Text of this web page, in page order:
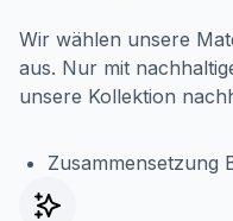
Wir wählen unsere
aus. Nur mit
unsere Kollektion
Zusammensetzung